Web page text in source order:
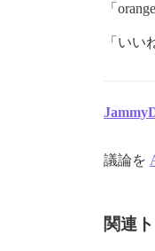
「
「いい
議論を
関連